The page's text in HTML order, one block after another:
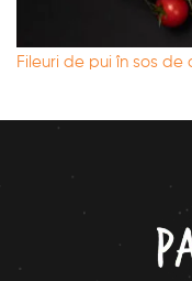
Fileuri de pui în sos